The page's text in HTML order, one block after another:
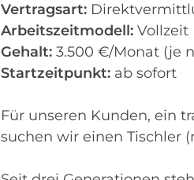
Vertragsart:
Arbeitszeitmodell: Vollzeit
Gehalt: 3.500 €/Monat (je
Startzeitpunkt: ab sofort
Für unseren Kunden, ein
suchen wir einen Tischler